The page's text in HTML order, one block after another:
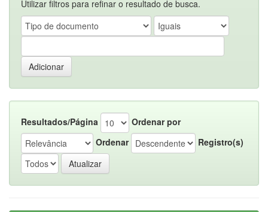
Utilizar filtros para refinar o resultado de busca.
Resultados/Página
Ordenar por
Ordenar
Registro(s)